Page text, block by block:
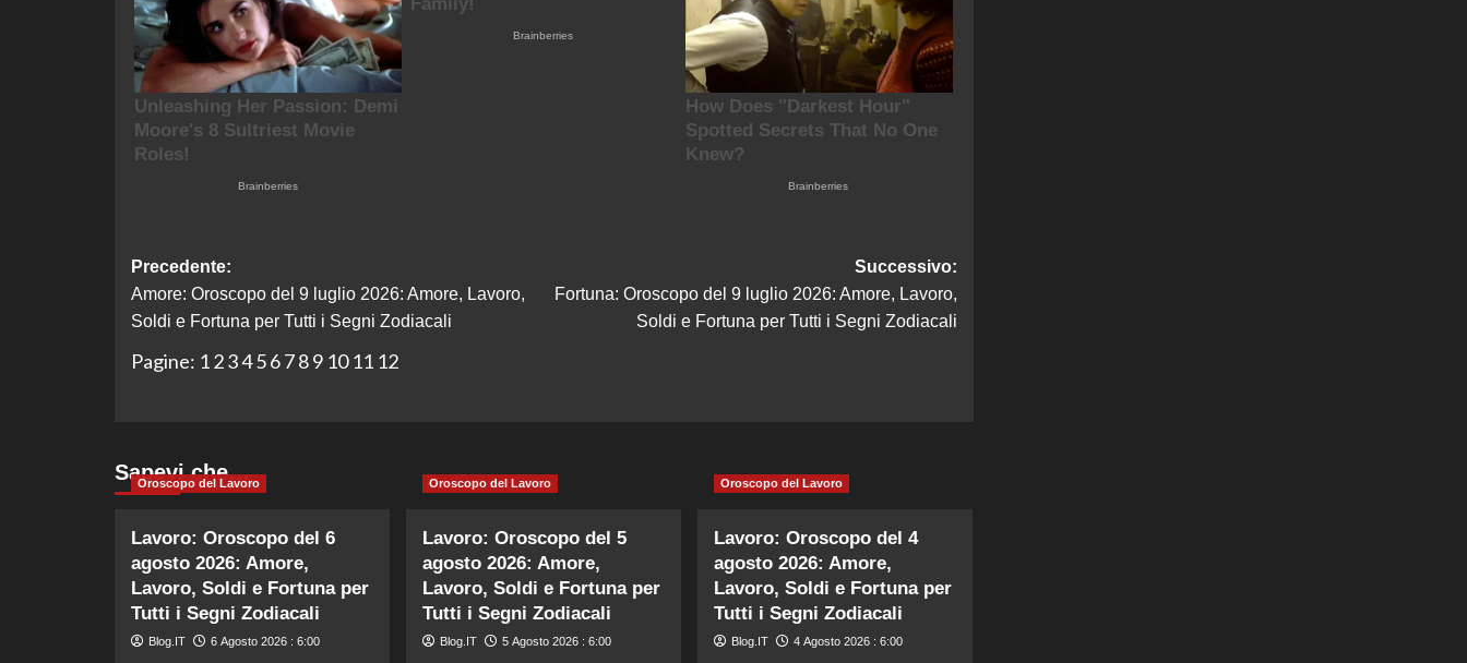
Navigazione
articolo
Precedente:
Amore: Oroscopo del 9 luglio 2026: Amore, Lavoro,
Soldi e Fortuna per Tutti i Segni Zodiacali
Successivo:
Fortuna: Oroscopo del 9 luglio 2026: Amore, Lavoro,
Soldi e Fortuna per Tutti i Segni Zodiacali
Pagine: 1 2 34 5 6 7 8 9 10 11 12
Sapevi che…
Oroscopo del Lavoro
Lavoro: Oroscopo del 6
agosto 2026: Amore,
Lavoro, Soldi e Fortuna per
Tutti i Segni Zodiacali
Blog.IT 6 Agosto 2026 : 6:00
Oroscopo del Lavoro
Lavoro: Oroscopo del 5
agosto 2026: Amore,
Lavoro, Soldi e Fortuna per
Tutti i Segni Zodiacali
Blog.IT 5 Agosto 2026 : 6:00
Oroscopo del Lavoro
Lavoro: Oroscopo del 4
agosto 2026: Amore,
Lavoro, Soldi e Fortuna per
Tutti i Segni Zodiacali
Blog.IT 4 Agosto 2026 : 6:00